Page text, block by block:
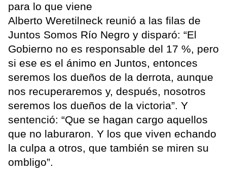
para lo que viene
Alberto Weretilneck reunió a las filas de
Juntos Somos Río Negro y disparó: “El
Gobierno no es responsable del 17 %, pero
si ese es el ánimo en Juntos, entonces
seremos los dueños de la derrota, aunque
nos recuperaremos y, después, nosotros
seremos los dueños de la victoria”. Y
sentenció: “Que se hagan cargo aquellos
que no laburaron. Y los que viven echando
la culpa a otros, que también se miren su
ombligo”.